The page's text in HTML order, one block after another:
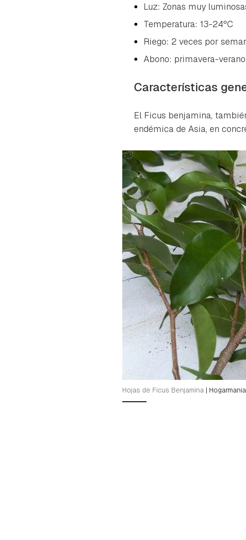
Luz: Zonas muy
Temperatura: 13-24ºC
Riego: 2 veces por
Abono: primavera-verano
Características
El Ficus benjamina,
endémica de Asia, en
Hojas de Ficus Benjamina | Hogarmania